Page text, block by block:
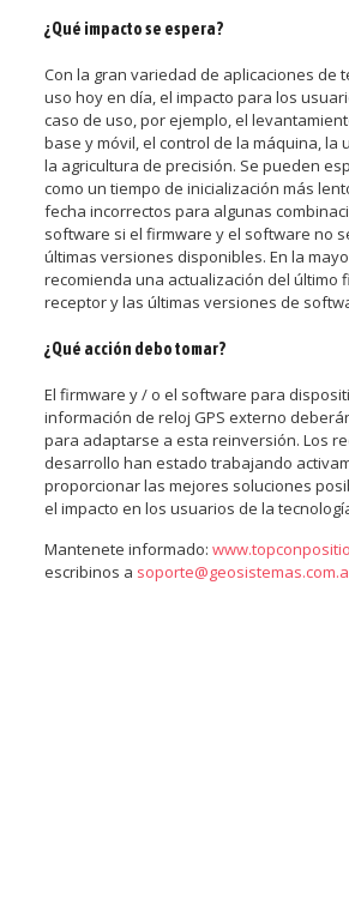
¿Qué impacto se espera?
Con la gran variedad de aplicaciones de
uso hoy en día, el impacto para los
caso de uso, por ejemplo, el
base y móvil, el control de la máquina, la
la agricultura de precisión. Se pueden
como un tiempo de inicialización más
fecha incorrectos para algunas
software si el firmware y el software no
últimas versiones disponibles. En la
recomienda una actualización del último
receptor y las últimas versiones de
¿Qué acción debo tomar?
El firmware y / o el software para
información de reloj GPS externo
para adaptarse a esta reinversión. Los
desarrollo han estado trabajando
proporcionar las mejores soluciones
el impacto en los usuarios de la
Mantenete informado:
escribinos a